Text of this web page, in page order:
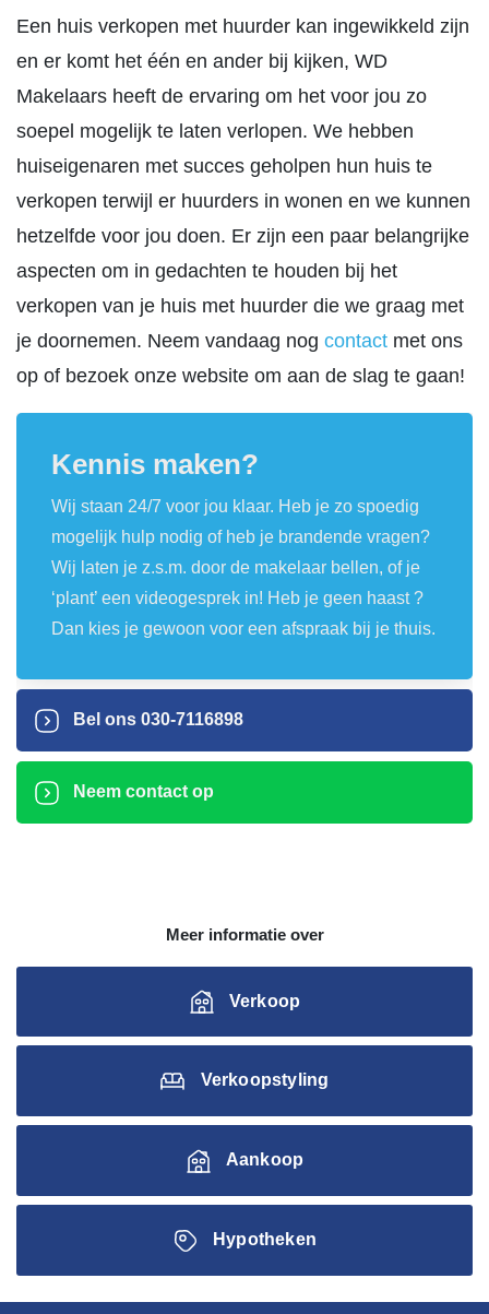
Een huis verkopen met huurder kan ingewikkeld zijn
en er komt het één en ander bij kijken, WD
Makelaars heeft de ervaring om het voor jou zo
soepel mogelijk te laten verlopen. We hebben
huiseigenaren met succes geholpen hun huis te
verkopen terwijl er huurders in wonen en we kunnen
hetzelfde voor jou doen. Er zijn een paar belangrijke
aspecten om in gedachten te houden bij het
verkopen van je huis met huurder die we graag met
je doornemen. Neem vandaag nog contact met ons
op of bezoek onze website om aan de slag te gaan!
Kennis maken?
Wij staan 24/7 voor jou klaar. Heb je zo spoedig
mogelijk hulp nodig of heb je brandende vragen?
Wij laten je z.s.m. door de makelaar bellen, of je
‘plant’ een videogesprek in! Heb je geen haast ?
Dan kies je gewoon voor een afspraak bij je thuis.
Bel ons 030-7116898
Neem contact op
Meer informatie over
Verkoop
Verkoopstyling
Aankoop
Hypotheken